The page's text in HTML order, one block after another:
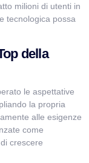
milioni di utenti in
tecnologica possa
della
le aspettative
la propria
alle esigenze
come
crescere
In